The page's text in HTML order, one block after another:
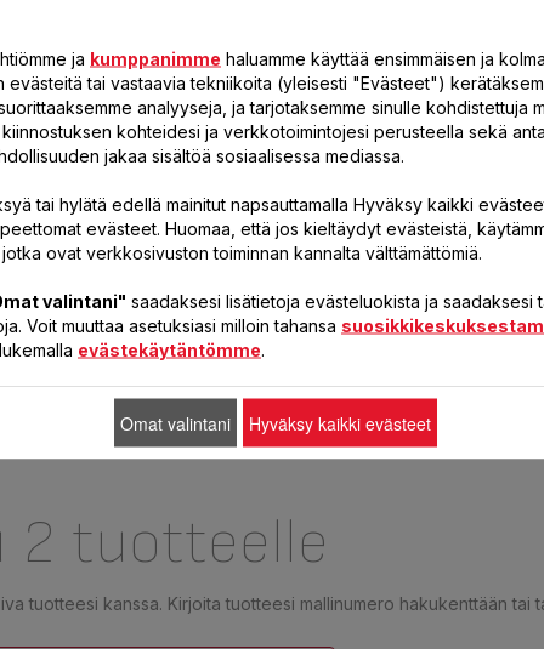
FS-9100033783
Helppo asennus
15,70 €
Saatavissa
varastosta.
LISÄÄ KORIIN
PYSTYPANEELI FS-9100033784
Yksinkertainen ja nopea
16,80 €
Saatavissa
varastosta.
LISÄÄ KORIIN
2 tuotteelle
tuotteesi kanssa. Kirjoita tuotteesi mallinumero hakukenttään tai
ja kumppanimme haluamme käyttää ensimmäisen ja
evästeitä tai vastaavia tekniikoita (yleisesti "Evästeet")
analyyseja, ja tarjotaksemme sinulle kohdistettuja
kiinnostuksen kohteidesi ja verkkotoimintojesi perusteella sekä
jakaa sisältöä sosiaalisessa mediassa.
tai hylätä edellä mainitut napsauttamalla Hyväksy kaikki
evästeet. Huomaa, että jos kieltäydyt evästeistä,
ovat verkkosivuston toiminnan kannalta välttämättömiä.
valintani" saadaksesi lisätietoja evästeluokista ja saadaksesi
Voit muuttaa asetuksiasi milloin tahansa
evästekäytäntömme.
Omat valintani Hyväksy kaikki evästeet